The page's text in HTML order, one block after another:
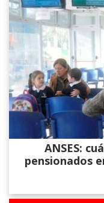
ANSES:
pensionados